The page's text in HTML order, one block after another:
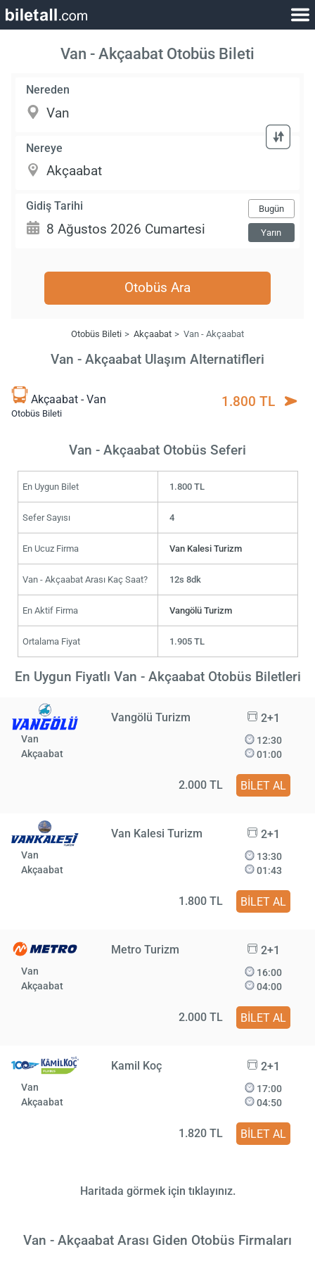
Van - Akçaabat Otobüs Bileti
Nereden
Nereye
Gidiş Tarihi Bugün
Yarın
Otobüs Ara
Otobüs Bileti Akçaabat Van - Akçaabat
Van - Akçaabat Ulaşım Alternatifleri
Akçaabat - Van
Otobüs Bileti
1.800 TL
Van - Akçaabat Otobüs Seferi
En Uygun Bilet 1.800 TL
Sefer Sayısı 4
En Ucuz Firma Van Kalesi Turizm
Van - Akçaabat Arası Kaç Saat? 12s 8dk
En Aktif Firma Vangölü Turizm
Ortalama Fiyat 1.905 TL
En Uygun Fiyatlı Van - Akçaabat Otobüs Biletleri
Vangölü Turizm 2+1
Van
Akçaabat
12:30
01:00
2.000 TL BİLET AL
Van Kalesi Turizm 2+1
Van
Akçaabat
13:30
01:43
1.800 TL BİLET AL
Metro Turizm 2+1
Van
Akçaabat
16:00
04:00
2.000 TL BİLET AL
Kamil Koç 2+1
Van
Akçaabat
17:00
04:50
1.820 TL BİLET AL
Haritada görmek için tıklayınız.
Van - Akçaabat Arası Giden Otobüs Firmaları